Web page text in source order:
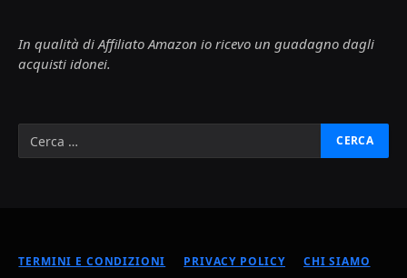
In qualità di Affiliato Amazon io ricevo un guadagno dagli
acquisti idonei.
TERMINI E CONDIZIONI PRIVACY POLICY CHI SIAMO